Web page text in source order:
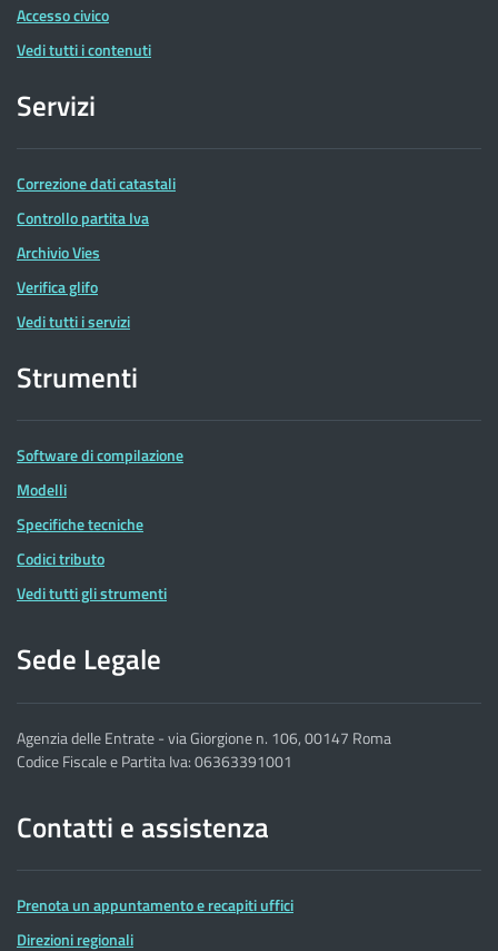
Accesso civico
Vedi tutti i contenuti
Servizi
Correzione dati catastali
Controllo partita Iva
Archivio Vies
Verifica glifo
Vedi tutti i servizi
Strumenti
Software di compilazione
Modelli
Specifiche tecniche
Codici tributo
Vedi tutti gli strumenti
Sede Legale
Agenzia delle Entrate - via Giorgione n. 106, 00147 Roma
Codice Fiscale e Partita Iva: 06363391001
Contatti e assistenza
Prenota un appuntamento e recapiti uffici
Direzioni regionali